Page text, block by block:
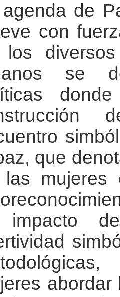
de
con
los
se
que
mujeres
impacto